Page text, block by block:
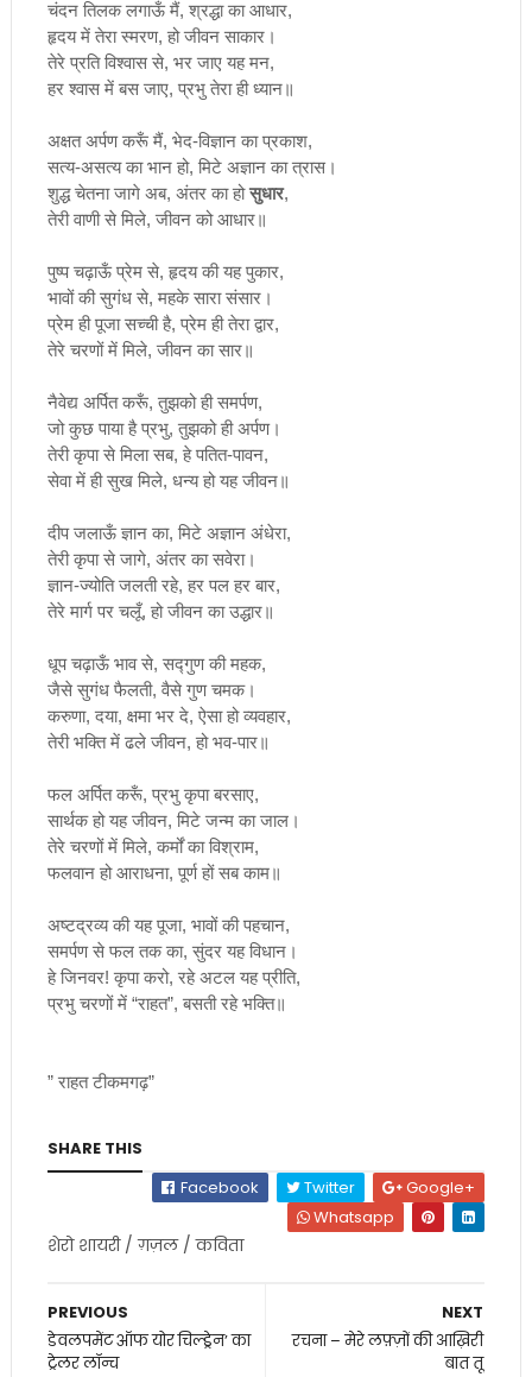
चंदन तिलक लगाऊँ मैं, श्रद्धा का आधार,
हृदय में तेरा स्मरण, हो जीवन साकार।
तेरे प्रति विश्वास से, भर जाए यह मन,
हर श्वास में बस जाए, प्रभु तेरा ही ध्यान॥
अक्षत अर्पण करूँ मैं, भेद-विज्ञान का प्रकाश,
सत्य-असत्य का भान हो, मिटे अज्ञान का त्रास।
शुद्ध चेतना जागे अब, अंतर का हो सुधार,
तेरी वाणी से मिले, जीवन को आधार॥
पुष्प चढ़ाऊँ प्रेम से, हृदय की यह पुकार,
भावों की सुगंध से, महके सारा संसार।
प्रेम ही पूजा सच्ची है, प्रेम ही तेरा द्वार,
तेरे चरणों में मिले, जीवन का सार॥
नैवेद्य अर्पित करूँ, तुझको ही समर्पण,
जो कुछ पाया है प्रभु, तुझको ही अर्पण।
तेरी कृपा से मिला सब, हे पतित-पावन,
सेवा में ही सुख मिले, धन्य हो यह जीवन॥
दीप जलाऊँ ज्ञान का, मिटे अज्ञान अंधेरा,
तेरी कृपा से जागे, अंतर का सवेरा।
ज्ञान-ज्योति जलती रहे, हर पल हर बार,
तेरे मार्ग पर चलूँ, हो जीवन का उद्धार॥
धूप चढ़ाऊँ भाव से, सद्गुण की महक,
जैसे सुगंध फैलती, वैसे गुण चमक।
करुणा, दया, क्षमा भर दे, ऐसा हो व्यवहार,
तेरी भक्ति में ढले जीवन, हो भव-पार॥
फल अर्पित करूँ, प्रभु कृपा बरसाए,
सार्थक हो यह जीवन, मिटे जन्म का जाल।
तेरे चरणों में मिले, कर्मों का विश्राम,
फलवान हो आराधना, पूर्ण हों सब काम॥
अष्टद्रव्य की यह पूजा, भावों की पहचान,
समर्पण से फल तक का, सुंदर यह विधान।
हे जिनवर! कृपा करो, रहे अटल यह प्रीति,
प्रभु चरणों में“राहत”, बसती रहे भक्ति॥
” राहत टीकमगढ़”
SHARE THIS
Facebook
Twitter
Google+
Whatsapp
शेरो शायरी / ग़ज़ल / कविता
NEXT
रचना – मेरे लफ़्ज़ों की आख़िरी
बात तू
PREVIOUS
डेवलपमेंट ऑफ योर चिल्ड्रेन’ का
ट्रेलर लॉन्च